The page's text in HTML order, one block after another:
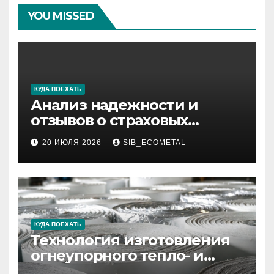
YOU MISSED
КУДА ПОЕХАТЬ
Анализ надежности и
отзывов о страховых
компаниях по итогам 2026
года
20 ИЮЛЯ 2026 SIB_ECOMETAL
КУДА ПОЕХАТЬ
Технология изготовления
огнеупорного тепло- и